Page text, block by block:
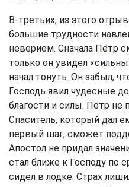
В-третьих, из этого
большие трудности
неверием. Сначала Пётр
только он увидел
начал тонуть. Он забыл,
Господь явил чудесные
благости и силы. Пётр не
Спаситель, который дал
первый шаг, сможет
Апостол не придал
стал ближе к Господу по
сидел в лодке. Страх